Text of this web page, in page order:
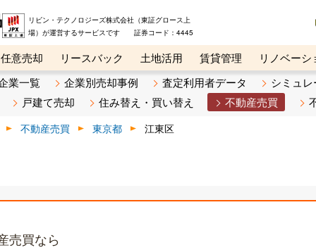
リビン・テクノロジーズ株式会社（東証グロース上
場）が運営するサービスです 証券コード：4445
任意売却 リースバック 土地活用 賃貸管理 リノベーシ
ンパニー オンライン講座 リビンマガジンBiz 不動産売
業一覧 企業別売却事例 査定利用者データ
シミュ
戸建て売却 住み替え・買い替え 不動産売買
不動産売買 東京都 江東区
売買なら